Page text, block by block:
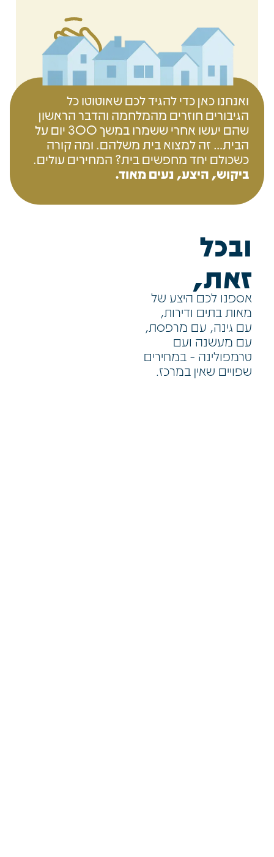
ואנחנו כאן כדי להגיד לכם שאוטוטו כל
הגיבורים חוזרים מהמלחמה והדבר הראשון
שהם יעשו אחרי ששמרו במשך 300 יום על
הבית… זה למצוא בית משלהם. ומה קורה
כשכולם יחד מחפשים בית? המחירים עולים.
ביקוש, היצע, נעים מאוד.
ובכל
זאת,
אספנו לכם היצע של
מאות בתים ודירות,
עם גינה, עם מרפסת,
עם מעשנה ועם
טרמפולינה - במחירים
שפויים שאין במרכז.